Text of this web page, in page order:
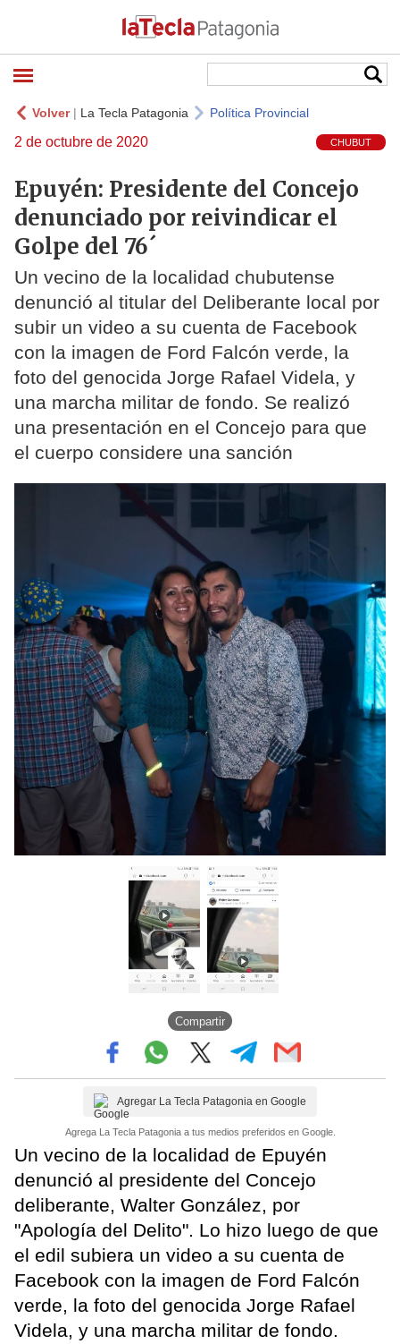
Volver| La Tecla Patagonia Política Provincial
2 de octubre de 2020 CHUBUT
Epuyén: Presidente del Concejo
denunciado por reivindicar el
Golpe del 76´
Un vecino de la localidad chubutense
denunció al titular del Deliberante local por
subir un video a su cuenta de Facebook
con la imagen de Ford Falcón verde, la
foto del genocida Jorge Rafael Videla, y
una marcha militar de fondo. Se realizó
una presentación en el Concejo para que
el cuerpo considere una sanción
Compartir
Agregar La Tecla Patagonia en Google
Agrega La Tecla Patagonia a tus medios preferidos en Google.
Un vecino de la localidad de Epuyén
denunció al presidente del Concejo
deliberante, Walter González, por
"Apología del Delito". Lo hizo luego de que
el edil subiera un video a su cuenta de
Facebook con la imagen de Ford Falcón
verde, la foto del genocida Jorge Rafael
Videla, y una marcha militar de fondo.